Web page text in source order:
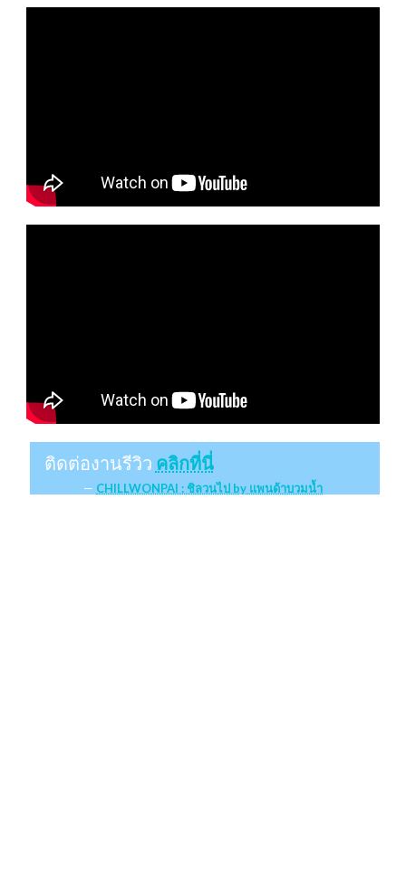
ติดต่องานรีวิว คลิกที่นี่
CHILLWONPAI : ชิลวนไป by แพนด้าบวมน้ำ